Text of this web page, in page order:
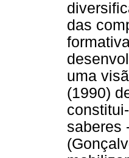
das
uma
(1990)
saberes